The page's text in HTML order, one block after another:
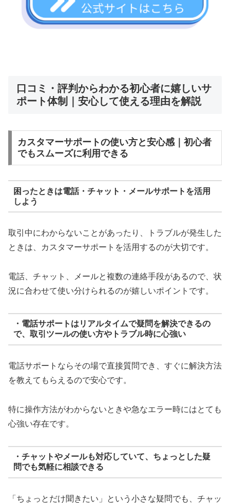
口コミ・評判からわかる初心者に嬉しいサ
ポート体制｜安心して使える理由を解説
カスタマーサポートの使い方と安心感｜初心者
でもスムーズに利用できる
困ったときは電話・チャット・メールサポートを活用
しよう
取引中にわからないことがあったり、トラブルが発生した
ときは、カスタマーサポートを活用するのが大切です。
電話、チャット、メールと複数の連絡手段があるので、状
況に合わせて使い分けられるのが嬉しいポイントです。
・電話サポートはリアルタイムで疑問を解決できるの
で、取引ツールの使い方やトラブル時に心強い
電話サポートならその場で直接質問でき、すぐに解決方法
を教えてもらえるので安心です。
特に操作方法がわからないときや急なエラー時にはとても
心強い存在です。
・チャットやメールも対応していて、ちょっとした疑
問でも気軽に相談できる
「ちょっとだけ聞きたい」という小さな疑問でも、チャッ